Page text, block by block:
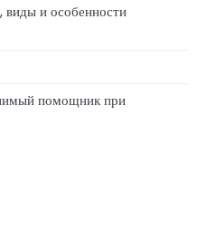
и особенности
помощник при